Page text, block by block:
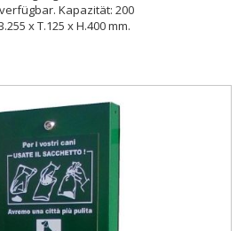
Kapazität: 200
x T.125 x H.400 mm.